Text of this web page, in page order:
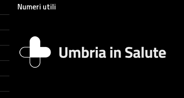
Numeri utili